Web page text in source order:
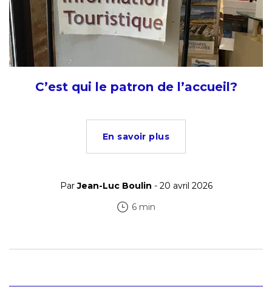
C’est qui le patron de l’accueil?
En savoir plus
ParJean-Luc Boulin - 20 avril 2026
6 min